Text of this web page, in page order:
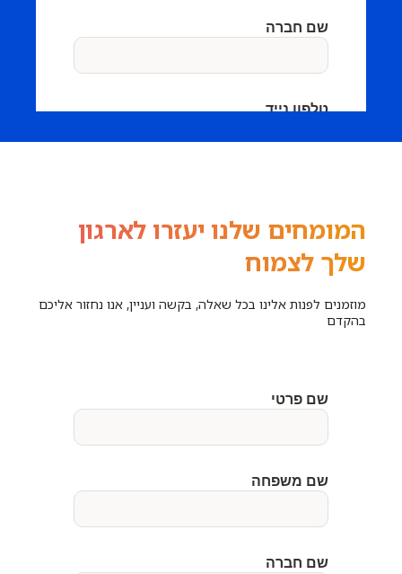
המומחים שלנו יעזרו לארגון
שלך לצמוח
מוזמנים לפנות אלינו בכל שאלה, בקשה ועניין, אנו נחזור אליכם
בהקדם